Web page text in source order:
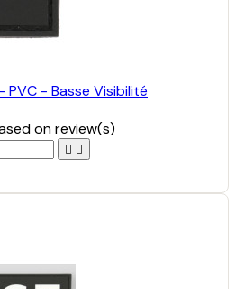
- Basse Visibilité
onreview(s)
 